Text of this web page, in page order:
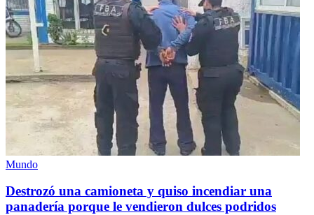
Mundo
Destrozó una camioneta y quiso incendiar una
panadería porque le vendieron dulces podridos